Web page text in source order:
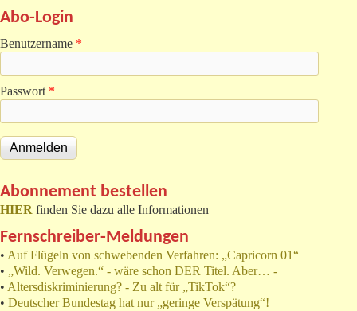
Abo-Login
Benutzername *
Passwort *
Abonnement bestellen
HIER finden Sie dazu alle Informationen
Fernschreiber-Meldungen
• Auf Flügeln von schwebenden Verfahren: „Capricorn 01“
• „Wild. Verwegen.“ - wäre schon DER Titel. Aber… -
• Altersdiskriminierung? - Zu alt für „TikTok“?
• Deutscher Bundestag hat nur „geringe Verspätung“!